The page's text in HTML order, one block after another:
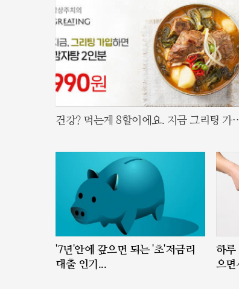
건강? 먹는게 8할이에요. 지금 그리팅 가
'7년'안에 갚으면 되는 '초'저금리
대출 인기...
하루
으면